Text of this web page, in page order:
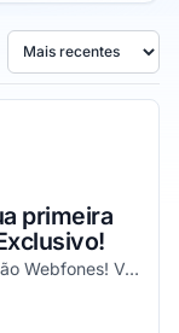
Ordenar por
primeira
Aproveite para economizar nessa promoção Webfones! Válido em compras de valor acima de R$750!